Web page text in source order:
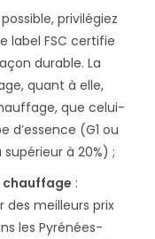
possible, privilégiez
label FSC certifie
durable. La
quant à elle,
que celui-
d’essence (G1 ou
à 20%) ;
chauffage :
meilleurs prix
les Pyrénées-